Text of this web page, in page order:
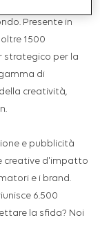
Presente in
1500
strategico per la
di
creatività,
e pubblicità
creative d'impatto
e i brand.
6.500
la sfida? Noi